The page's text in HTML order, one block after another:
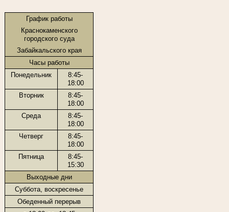
График работы
Краснокаменского
городского суда
Забайкальского края
Часы работы
Понедельник
8:45-
18:00
Вторник
8:45-
18:00
Среда
8:45-
18:00
Четверг
8:45-
18:00
Пятница
8:45-
15:30
Выходные дни
Суббота, воскресенье
Обеденный перерыв